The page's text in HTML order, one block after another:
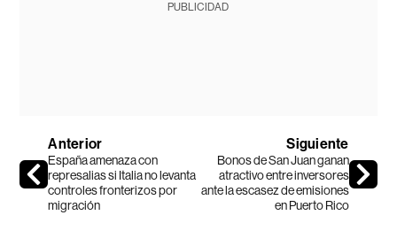
PUBLICIDAD
Anterior
España amenaza con
represalias si Italia no levanta
controles fronterizos por
migración
Siguiente
Bonos de San Juan ganan
atractivo entre inversores
ante la escasez de emisiones
en Puerto Rico